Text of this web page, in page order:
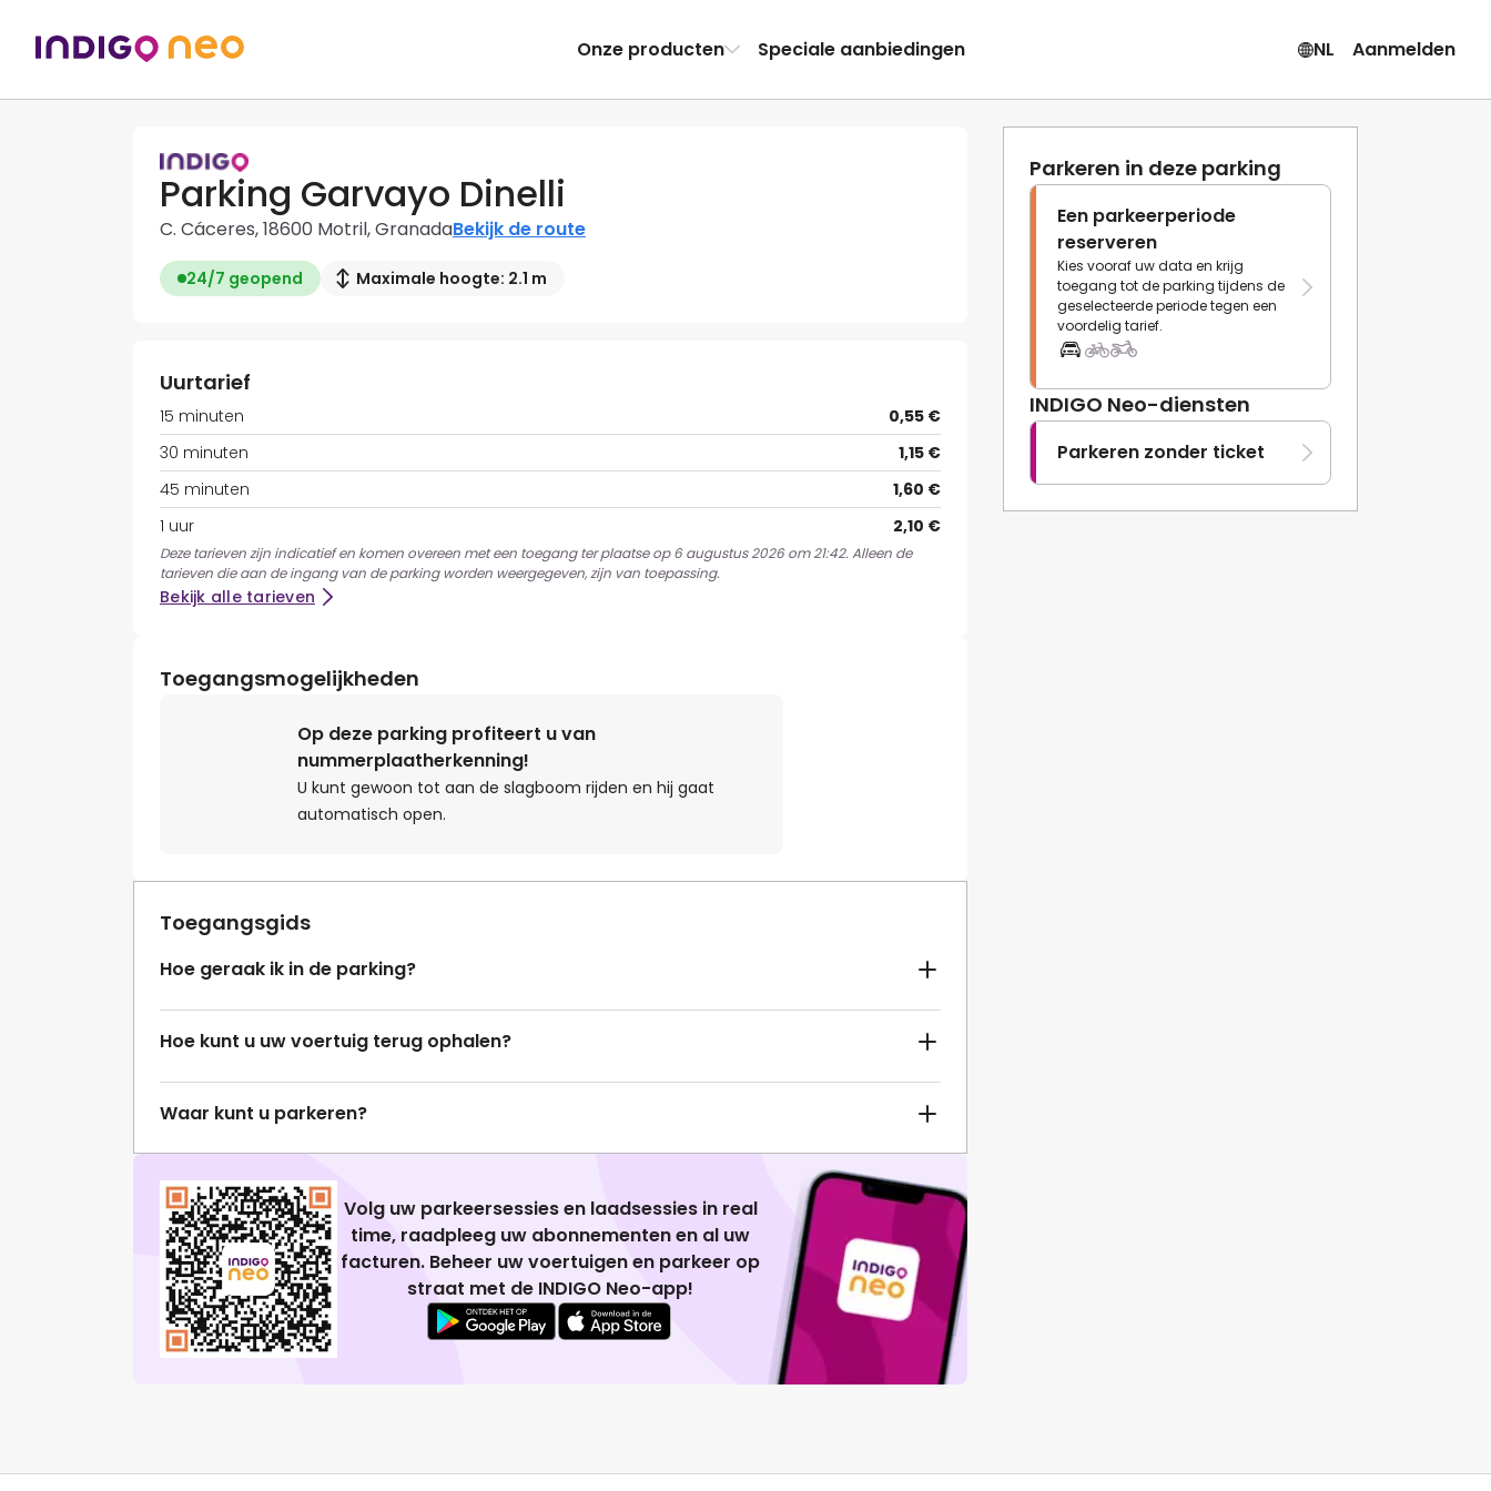
Onze producten Speciale aanbiedingen NL Aanmelden
Parking Garvayo Dinelli
C. Cáceres, 18600 Motril, GranadaBekijk de route
24/7 geopend Maximale hoogte: 2.1 m
Parkeren in deze parking
Een parkeerperiode
reserveren
Kies vooraf uw data en krijg
toegang tot de parking tijdens de
geselecteerde periode tegen een
voordelig tarief.
INDIGO Neo-diensten
Parkeren zonder ticket
Uurtarief
15 minuten
0,55 €
30 minuten
1,15 €
45 minuten
1,60 €
1 uur
2,10 €
Deze tarieven zijn indicatief en komen overeen met een toegang ter plaatse op 6 augustus 2026 om 21:42. Alleen de
tarieven die aan de ingang van de parking worden weergegeven, zijn van toepassing.
Bekijk alle tarieven
Toegangsmogelijkheden
Op deze parking profiteert u van
nummerplaatherkenning!
U kunt gewoon tot aan de slagboom rijden en hij gaat
automatisch open.
Toegangsgids
Hoe geraak ik in de parking?
Hoe kunt u uw voertuig terug ophalen?
Waar kunt u parkeren?
Volg uw parkeersessies en laadsessies in real
time, raadpleeg uw abonnementen en al uw
facturen. Beheer uw voertuigen en parkeer op
straat met de INDIGO Neo-app!